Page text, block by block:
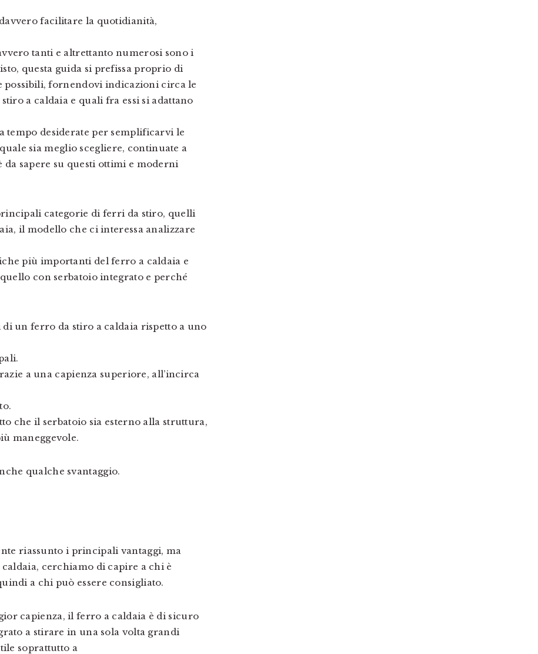
facilitare la quotidianità,
tanti e altrettanto numerosi sono i
questa guida si prefissa proprio di
fornendovi indicazioni circa le
a caldaia e quali fra essi si adattano
tempo desiderate per semplificarvi le
sia meglio scegliere, continuate a
da sapere su questi ottimi e moderni
categorie di ferri da stiro, quelli
il modello che ci interessa analizzare
più importanti del ferro a caldaia e
con serbatoio integrato e perché
un ferro da stiro a caldaia rispetto a uno
a una capienza superiore, all’incirca
che il serbatoio sia esterno alla struttura,
maneggevole.
qualche svantaggio.
riassunto i principali vantaggi, ma
cerchiamo di capire a chi è
a chi può essere consigliato.
capienza, il ferro a caldaia è di sicuro
a stirare in una sola volta grandi
soprattutto a